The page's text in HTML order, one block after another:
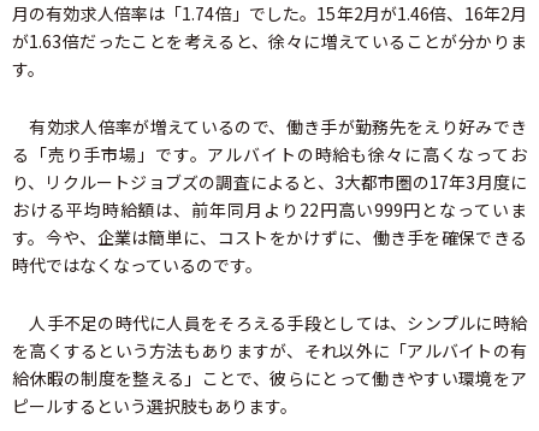
月の有効求人倍率は「1.74倍」でした。15年2月が1.46倍、16年2月
が1.63倍だったことを考えると、徐々に増えていることが分かりま
す。
有効求人倍率が増えているので、働き手が勤務先をえり好みでき
る「売り手市場」です。アルバイトの時給も徐々に高くなってお
り、リクルートジョブズの調査によると、3大都市圏の17年3月度に
おける平均時給額は、前年同月より22円高い999円となっていま
す。今や、企業は簡単に、コストをかけずに、働き手を確保できる
時代ではなくなっているのです。
人手不足の時代に人員をそろえる手段としては、シンプルに時給
を高くするという方法もありますが、それ以外に「アルバイトの有
給休暇の制度を整える」ことで、彼らにとって働きやすい環境をア
ピールするという選択肢もあります。